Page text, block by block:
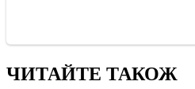
ЧИТАЙТЕ ТАКОЖ